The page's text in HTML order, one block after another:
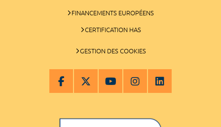
FINANCEMENTS EUROPÉENS
CERTIFICATION HAS
GESTION DES COOKIES